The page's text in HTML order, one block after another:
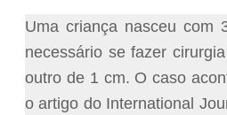
Uma criança nasceu com
necessário se fazer
outro de 1 cm. O caso
o artigo do International